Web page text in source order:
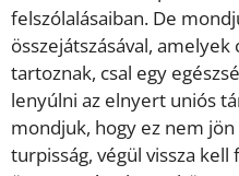
felszólalásaiban. De
összejátszásával,
tartoznak, csal egy
lenyúlni az elnyert uniós
mondjuk, hogy ez nem
turpisság, végül vissza